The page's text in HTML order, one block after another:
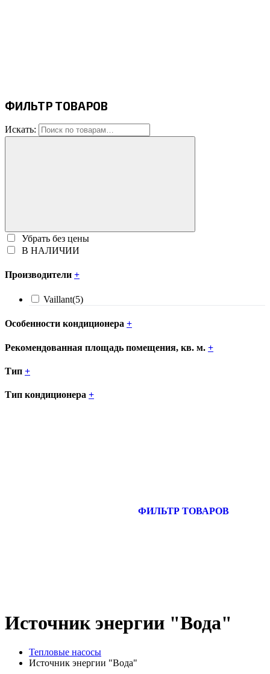
ФИЛЬТР ТОВАРОВ
Искать:
Убрать без цены
В НАЛИЧИИ
Производители +
Vaillant(5)
Особенности кондиционера +
Рекомендованная площадь помещения, кв. м. +
Тип +
Тип кондиционера +
ФИЛЬТР ТОВАРОВ
Источник энергии "Вода"
Тепловые насосы
Источник энергии "Вода"